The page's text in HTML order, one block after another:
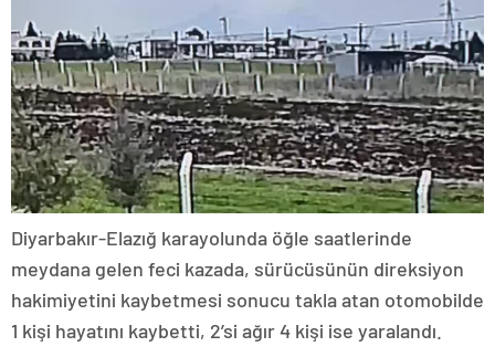
Diyarbakır-Elazığ karayolunda öğle saatlerinde
meydana gelen feci kazada, sürücüsünün direksiyon
hakimiyetini kaybetmesi sonucu takla atan otomobilde
1 kişi hayatını kaybetti, 2’si ağır 4 kişi ise yaralandı.